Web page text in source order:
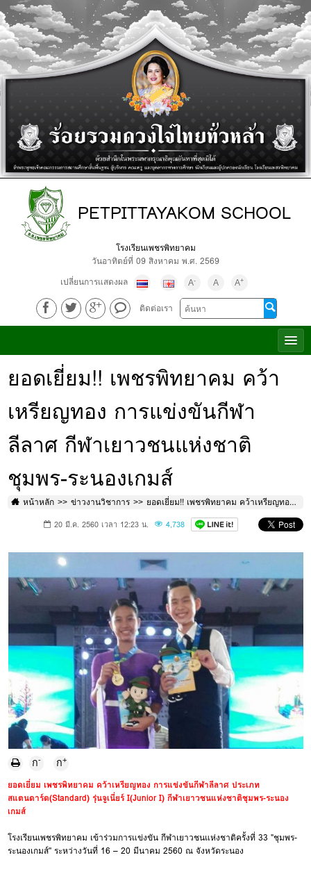
PETPITTAYAKOM SCHOOL
โรงเรียนเพชรพิทยาคม
วันอาทิตย์ที่ 09 สิงหาคม พ.ศ. 2569
เปลี่ยนการแสดงผล
A- A A+
ติดต่อเรา
ยอดเยี่ยม!! เพชรพิทยาคม คว้า
เหรียญทอง การแข่งขันกีฬา
ลีลาศ กีฬาเยาวชนแห่งชาติ
ชุมพร-ระนองเกมส์
หน้าหลัก ข่าวงานวิชาการ ยอดเยี่ยม!! เพชรพิทยาคม คว้าเหรียญทอง การแข่งขันกีฬาลีลาศ กีฬาเยาวชนแห่งชาติชุมพร-ระนองเกมส์
20 มี.ค. 2560 เวลา 12:23 น. 4,738
ก- ก+
ยอดเยี่ยม เพชรพิทยาคม คว้าเหรียญทอง การแข่งขันกีฬาลีลาศ ประเภท
สแตนดาร์ด(Standard) รุ่นจูเนี่ยร์ I(Junior I) กีฬาเยาวชนแห่งชาติชุมพร-ระนอง
เกมส์
โรงเรียนเพชรพิทยาคม เข้าร่วมการแข่งขัน กีฬาเยาวชนแห่งชาติครั้งที่ 33 "ชุมพร-
ระนองเกมส์" ระหว่างวันที่ 16 – 20 มีนาคม 2560 ณ จังหวัดระนอง